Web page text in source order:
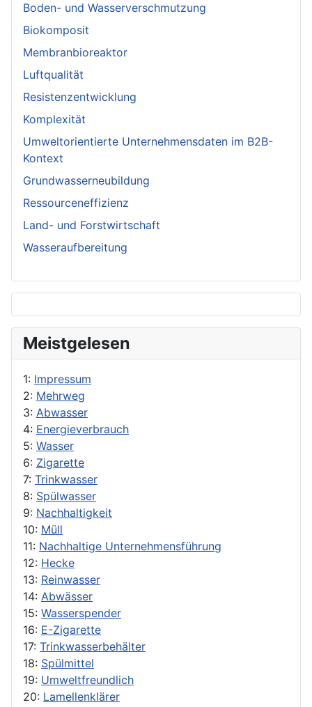
Boden- und Wasserverschmutzung
Biokomposit
Membranbioreaktor
Luftqualität
Resistenzentwicklung
Komplexität
Umweltorientierte Unternehmensdaten im B2B-
Kontext
Grundwasserneubildung
Ressourceneffizienz
Land- und Forstwirtschaft
Wasseraufbereitung
Meistgelesen
1: Impressum
2: Mehrweg
3: Abwasser
4: Energieverbrauch
5: Wasser
6: Zigarette
7: Trinkwasser
8: Spülwasser
9: Nachhaltigkeit
10: Müll
11: Nachhaltige Unternehmensführung
12: Hecke
13: Reinwasser
14: Abwässer
15: Wasserspender
16: E-Zigarette
17: Trinkwasserbehälter
18: Spülmittel
19: Umweltfreundlich
20: Lamellenklärer